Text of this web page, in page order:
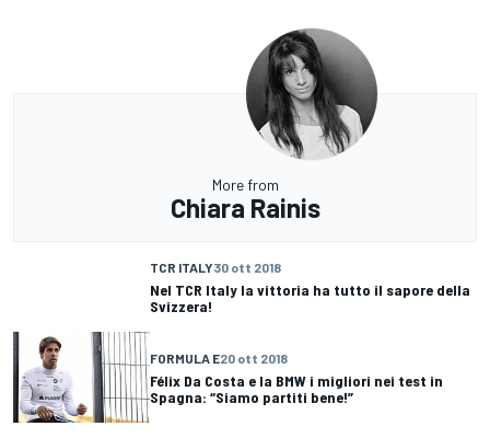
More from
Chiara Rainis
TCR ITALY30 ott 2018
Nel TCR Italy la vittoria ha tutto il sapore della
Svizzera!
FORMULA E20 ott 2018
Félix Da Costa e la BMW i migliori nei test in
Spagna: “Siamo partiti bene!”